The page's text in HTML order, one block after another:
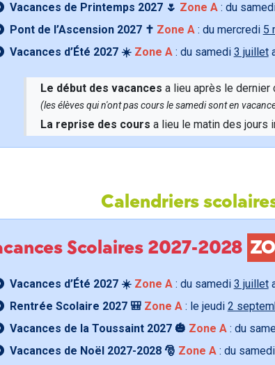
Vacances de Printemps 2027 🌷 Zone A: du
Pont de l’Ascension 2027 ✝️ Zone A: du mercredi 5
Vacances d’Été 2027 ☀️ Zone A: du samedi 3 juillet
Le début des vacances a lieu après le dernier
(les élèves qui n'ont pas cours le samedi sont en
La reprise des cours a lieu le matin des jours
Calendriers
Scolaires 2027-2028
Vacances d’Été 2027 ☀️ Zone A: du samedi 3 juillet
Rentrée Scolaire 2027 🎒 Zone A: le jeudi 2
Vacances de la Toussaint 2027 🎃 Zone A: du
Vacances de Noël 2027-2028 🎅 Zone A: du samedi